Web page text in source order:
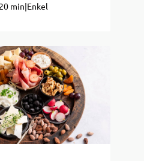
20 min|Enkel